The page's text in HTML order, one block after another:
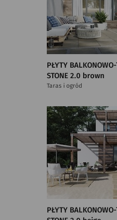
PŁYTY
STONE 2.0 brown
Taras i ogród
PŁYTY